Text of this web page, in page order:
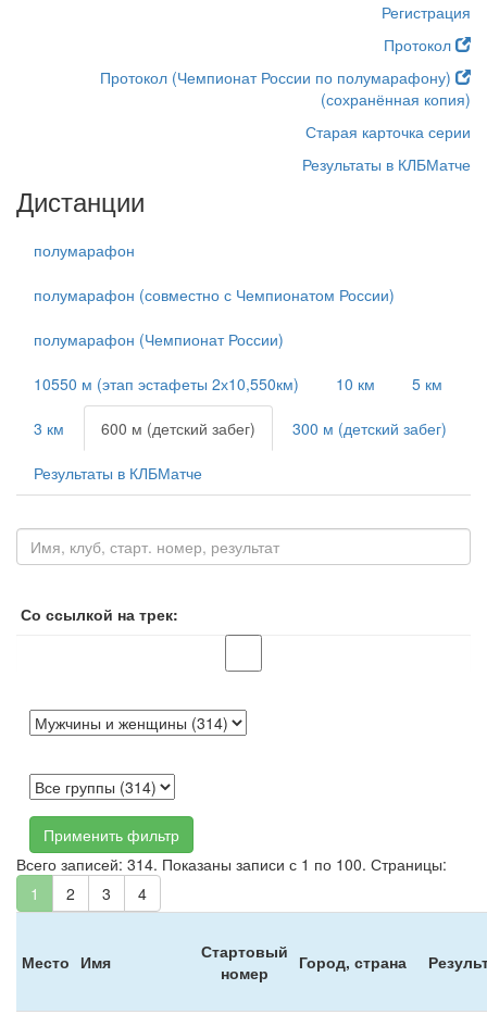
Регистрация
Протокол
Протокол (Чемпионат России по полумарафону)
(сохранённая копия)
Старая карточка серии
Результаты в КЛБМатче
Дистанции
полумарафон
полумарафон (совместно с Чемпионатом России)
полумарафон (Чемпионат России)
10550 м (этап эстафеты 2х10,550км) 10 км 5 км
3 км 600 м (детский забег) 300 м (детский забег)
Результаты в КЛБМатче
Со ссылкой на трек:
Применить фильтр
Всего записей: 314. Показаны записи с 1 по 100. Страницы:
1
2 3 4
Место Имя
Стартовый
номер
Город, страна